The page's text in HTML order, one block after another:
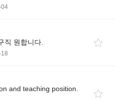
04
직 원합니다.
and teaching position.